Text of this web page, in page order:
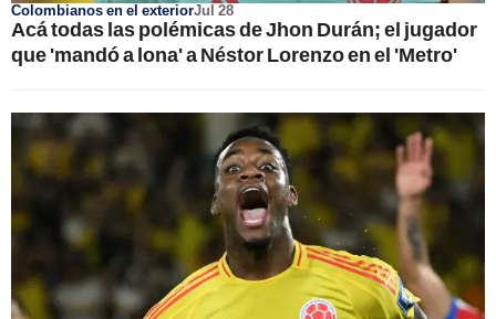
Colombianos en el exteriorJul 28
Acá todas las polémicas de Jhon Durán; el jugador
que 'mandó a lona' a Néstor Lorenzo en el 'Metro'